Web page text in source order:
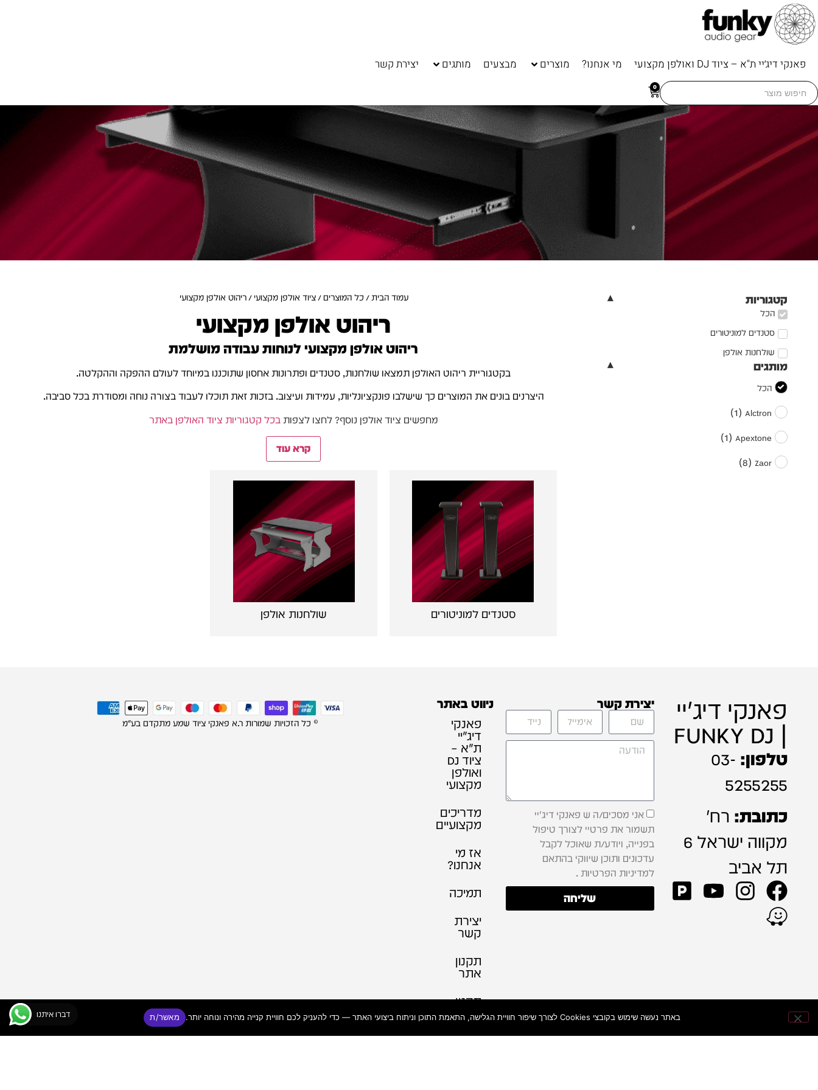
פאנקי דיג׳יי ת"א – ציוד DJ ואולפן מקצועי מי אנחנו? מוצרים מבצעים מותגים יצירת קשר
Search
for:
0
קטגוריות
הכל
סטנדים למוניטורים
שולחנות אולפן
מותגים
הכל
Alctron
(
1
)
Apextone
(
1
)
Zaor
(
8
)
עמוד הבית/ כל המוצרים/ציוד אולפן מקצועי / ריהוט אולפן מקצועי
ריהוט אולפן מקצועי
ריהוט אולפן מקצועי לנוחות עבודה מושלמת
בקטגוריית ריהוט האולפן תמצאו שולחנות, סטנדים ופתרונות אחסון שתוכננו במיוחד לעולם ההפקה וההקלטה.
היצרנים בונים את המוצרים כך שישלבו פונקציונליות, עמידות ועיצוב. בזכות זאת תוכלו לעבוד בצורה נוחה ומסודרת בכל סביבה.
מחפשים ציוד אולפן נוסף? לחצו לצפותבכל קטגוריות ציוד האולפן באתר
קרא עוד
סטנדים למוניטורים שולחנות אולפן
פאנקי דיג'יי
| FUNKY DJ
טלפון: 03-
5255255
כתובת: רח'
מקווה ישראל 6
תל אביב
יצירת קשר
אני מסכים/ה ש פאנקי דיג'יי
תשמור את פרטיי לצורך טיפול
בפנייה, ויודע/ת שאוכל לקבל
עדכונים ותוכן שיווקי בהתאם
למדיניות הפרטיות .
שליחה
ניווט באתר
פאנקי
דיג׳יי
ת"א –
ציוד DJ
ואולפן
מקצועי
מדריכים
מקצועיים
אז מי
אנחנו?
תמיכה
יצירת
קשר
תקנון
אתר
תקנון
הנגישות
באתר
© כל הזכויות שמורות ר.א פאנקי ציוד שמע מתקדם בע"מ
דברו איתנו באתר נעשה שימוש בקובצי Cookies לצורך שיפור חוויית הגלישה, התאמת התוכן וניתוח ביצועי האתר — כדי להעניק לכם חוויית קנייה מהירה ונוחה יותר. מאשר/ת